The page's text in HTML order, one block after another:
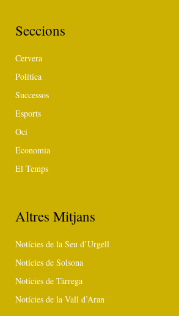
Seccions
Cervera
Política
Successos
Esports
Oci
Economia
El Temps
Altres Mitjans
Notícies de la Seu d’Urgell
Notícies de Solsona
Notícies de Tàrrega
Notícies de la Vall d’Aran